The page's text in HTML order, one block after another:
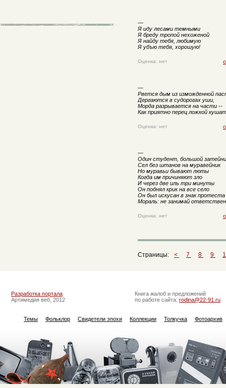
—
Я иду лесами темными
Я бреду тропой нехоженой
Я найду тебя, любимую
Я убъю тебя, хорошую!
Оценка: нет
—
Рвется дым из изможденной
Дергаются в судорогах уши,
Морда разрывается на части --
Как приятно перец ложкой
Оценка: нет
—
Один студент, большой
Сел без штанов на муравейник
Но муравьи бывают люты
Когда им причиняют зло
И через две иль три минуты
Он поднял крик на все село
Он был искусан в знак протеста
Мораль: не занимай
Оценка: нет
Страницы: < 7 8 9
Разработка портала
Артимедия веб, 2012
Книга жалоб и предложений
по работе сайта: rodina@22-91.ru
Темы Фольклор Свидетели эпохи Коллекции Толкучка Фотоархив